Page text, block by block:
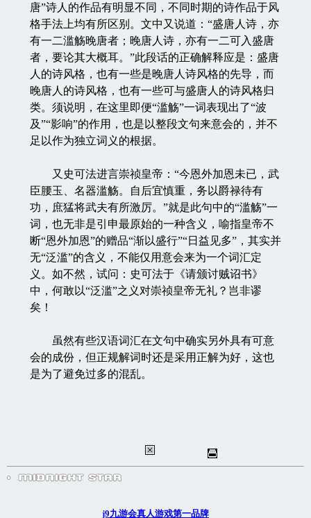
唐”诗人的作品有明显不同，不同时期的诗作品于风
格手法上均有所区别。文中又说道：“盛唐人诗，亦
有一二滥觞晚唐者；晚唐人诗，亦有一二可入盛唐
者，要论其大概耳。”此段话的正确解释应是：盛唐
人的诗风格，也有一些是晚唐人诗风格的先导，而
晚唐人的诗风格，也有一些可与盛唐人的诗风格归
类。须说明，在这里即便“滥觞”一词表现出了“波
及”“影响”的作用，也是以整段文句来意会的，并不
足以作为独立词义的根据。
又史可法进言崇祯皇帝：“今恩外加恩未已，武
臣腰玉、名器滥觞。自后宜慎重，务以爵禄待有
功，庶猛将武夫有所激厉。”就是此句中的“滥觞”一
词，也无非是引申最原始的一种含义，喻指皇帝不
断“恩外加恩”的赠品“渐以盛行”“日益见多”，其实并
无“泛滥”的含义，不能仅用意会来为一个词汇定
义。如不然，试问：史可法于《请颁讨贼诏书》
中，何敢以“泛滥”之义对崇祯皇帝无礼？岂非谬
矣！
虽然有些汉语词汇在文句中确实另外具有可意
会的成份，但正规解词时还是采用正解为好，这也
是为了避免过多的混乱。
j9九游会真人游戏第一品牌